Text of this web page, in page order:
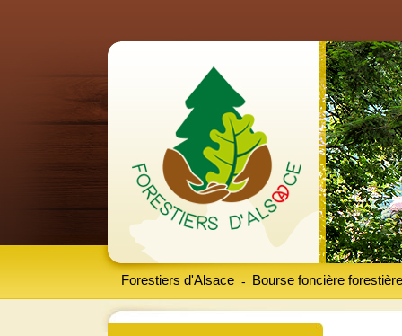
Forestiers d'Alsace Bourse foncière forestière
-